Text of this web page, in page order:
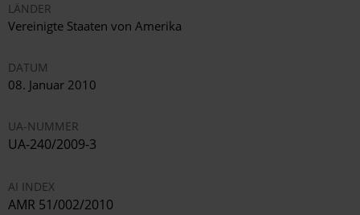
LÄNDER
Vereinigte Staaten von Amerika
DATUM
08. Januar 2010
UA-NUMMER
UA-240/2009-3
AI INDEX
AMR 51/002/2010